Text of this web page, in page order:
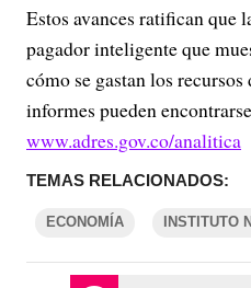
Estos avances ratifican que
pagador inteligente que
cómo se gastan los recursos
informes pueden
www.adres.gov.co/analitica
TEMAS RELACIONADOS:
ECONOMÍA INSTITUTO